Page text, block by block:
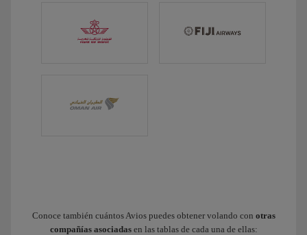
Conoce también cuántos Avios puedes obtener volando con otras
compañías asociadasen las tablas de cada una de ellas: